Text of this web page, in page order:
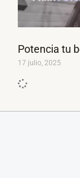
Potencia tu
17 julio, 2025